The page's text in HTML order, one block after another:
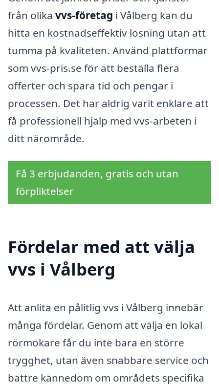
från olika vvs-företag i Vålberg kan du
hitta en kostnadseffektiv lösning utan att
tumma på kvaliteten. Använd plattformar
som vvs-pris.se för att beställa flera
offerter och spara tid och pengar i
processen. Det har aldrig varit enklare att
få professionell hjälp med vvs-arbeten i
ditt närområde.
Få 3 erbjudanden, gratis och utan
förpliktelser
Fördelar med att välja
vvs i Vålberg
Att anlita en pålitlig vvs i Vålberg innebär
många fördelar. Genom att välja en lokal
rörmokare får du inte bara en större
trygghet, utan även snabbare service och
bättre kännedom om områdets specifika